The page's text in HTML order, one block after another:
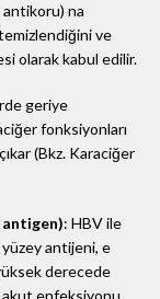
na
ve
olarak kabul edilir.
geriye
fonksiyonları
(Bkz. Karaciğer
: HBV ile
antijeni, e
derecede